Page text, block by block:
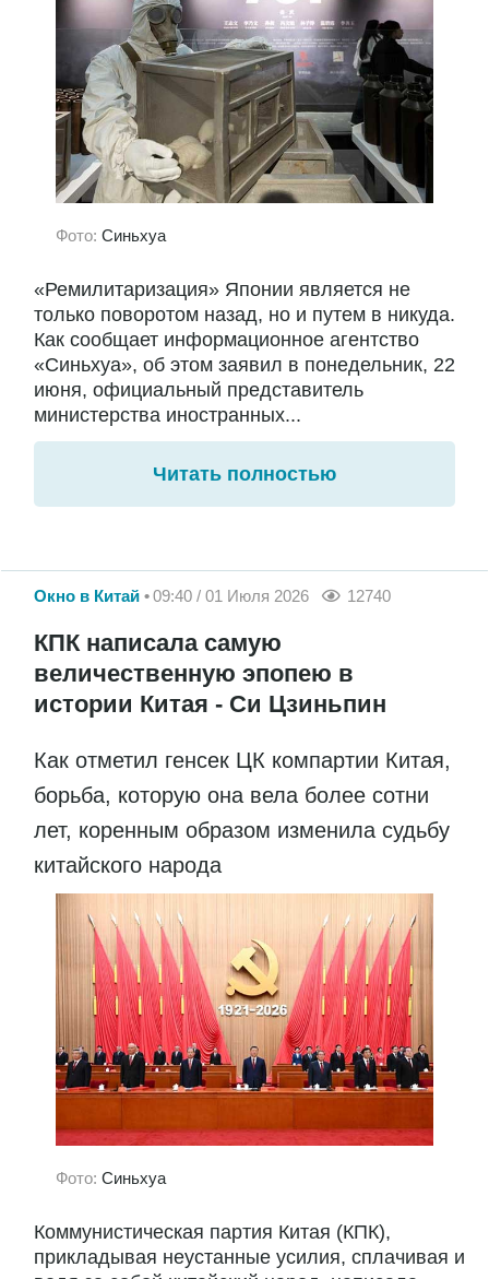
Фото: Синьхуа
«Ремилитаризация» Японии является не
только поворотом назад, но и путем в никуда.
Как сообщает информационное агентство
«Синьхуа», об этом заявил в понедельник, 22
июня, официальный представитель
министерства иностранных...
Читать полностью
Окно в Китай 09:40 / 01 Июля 2026 12740
КПК написала самую
величественную эпопею в
истории Китая - Си Цзиньпин
Как отметил генсек ЦК компартии Китая,
борьба, которую она вела более сотни
лет, коренным образом изменила судьбу
китайского народа
Фото: Синьхуа
Коммунистическая партия Китая (КПК),
прикладывая неустанные усилия, сплачивая и